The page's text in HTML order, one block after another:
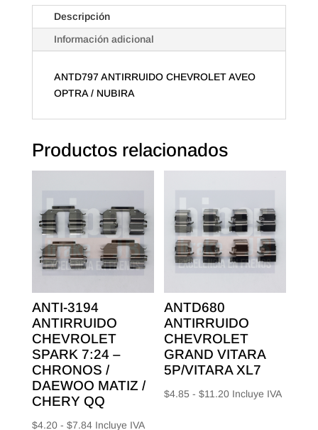
Descripción
Información adicional
ANTD797 ANTIRRUIDO CHEVROLET AVEO
OPTRA / NUBIRA
Productos relacionados
ANTI-3194
ANTIRRUIDO
CHEVROLET
SPARK 7:24 –
CHRONOS /
DAEWOO MATIZ /
CHERY QQ
$4.20 - $7.84Rango
Incluye IVA
ANTD680
ANTIRRUIDO
CHEVROLET
GRAND VITARA
5P/VITARA XL7
$4.85 - $11.20Rango
Incluye IVA